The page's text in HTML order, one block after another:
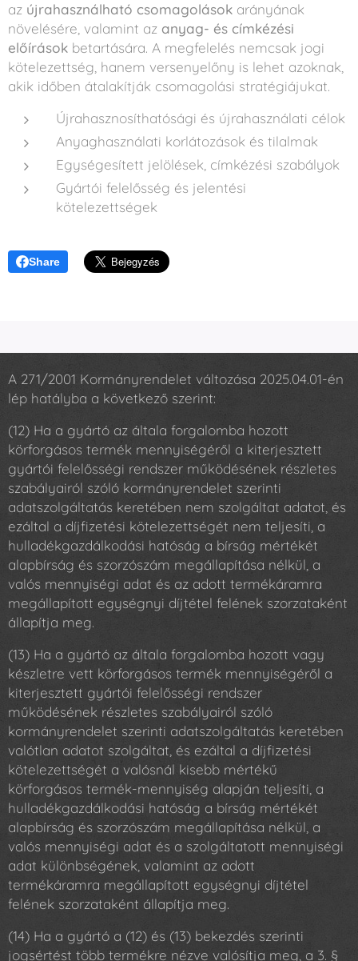
az újrahasználható csomagolások arányának
növelésére, valamint az anyag- és címkézési
előírások betartására. A megfelelés nemcsak jogi
kötelezettség, hanem versenyelőny is lehet azoknak,
akik időben átalakítják csomagolási stratégiájukat.
Újrahasznosíthatósági és újrahasználati célok
Anyaghasználati korlátozások és tilalmak
Egységesített jelölések, címkézési szabályok
Gyártói felelősség és jelentési
kötelezettségek
Share
A 271/2001 Kormányrendelet változása 2025.04.01-én
lép hatályba a következő szerint:
(12) Ha a gyártó az általa forgalomba hozott
körforgásos termék mennyiségéről a kiterjesztett
gyártói felelősségi rendszer működésének részletes
szabályairól szóló kormányrendelet szerinti
adatszolgáltatás keretében nem szolgáltat adatot, és
ezáltal a díjfizetési kötelezettségét nem teljesíti, a
hulladékgazdálkodási hatóság a bírság mértékét
alapbírság és szorzószám megállapítása nélkül, a
valós mennyiségi adat és az adott termékáramra
megállapított egységnyi díjtétel felének szorzataként
állapítja meg.
(13) Ha a gyártó az általa forgalomba hozott vagy
készletre vett körforgásos termék mennyiségéről a
kiterjesztett gyártói felelősségi rendszer
működésének részletes szabályairól szóló
kormányrendelet szerinti adatszolgáltatás keretében
valótlan adatot szolgáltat, és ezáltal a díjfizetési
kötelezettségét a valósnál kisebb mértékű
körforgásos termék-mennyiség alapján teljesíti, a
hulladékgazdálkodási hatóság a bírság mértékét
alapbírság és szorzószám megállapítása nélkül, a
valós mennyiségi adat és a szolgáltatott mennyiségi
adat különbségének, valamint az adott
termékáramra megállapított egységnyi díjtétel
felének szorzataként állapítja meg.
(14) Ha a gyártó a (12) és (13) bekezdés szerinti
jogsértést több termékre nézve valósítja meg, a 3. §